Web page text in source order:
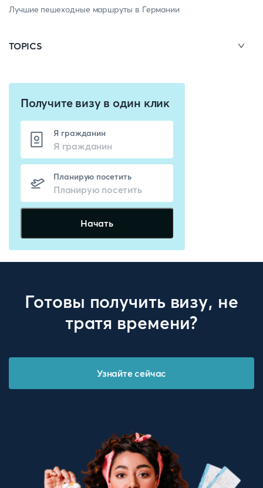
Лучшие пешеходные маршруты в Германии
TOPICS
Получите визу в один клик
Я гражданин
Планирую посетить
Начать
Готовы получить визу, не
тратя времени?
Узнайте сейчас